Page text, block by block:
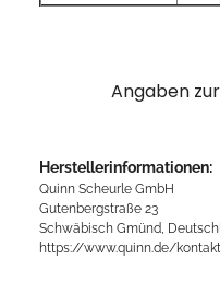
Angaben
Herstellerinformationen:
Quinn Scheurle GmbH
Gutenbergstraße 23
Schwäbisch Gmünd,
https://www.quinn.de/